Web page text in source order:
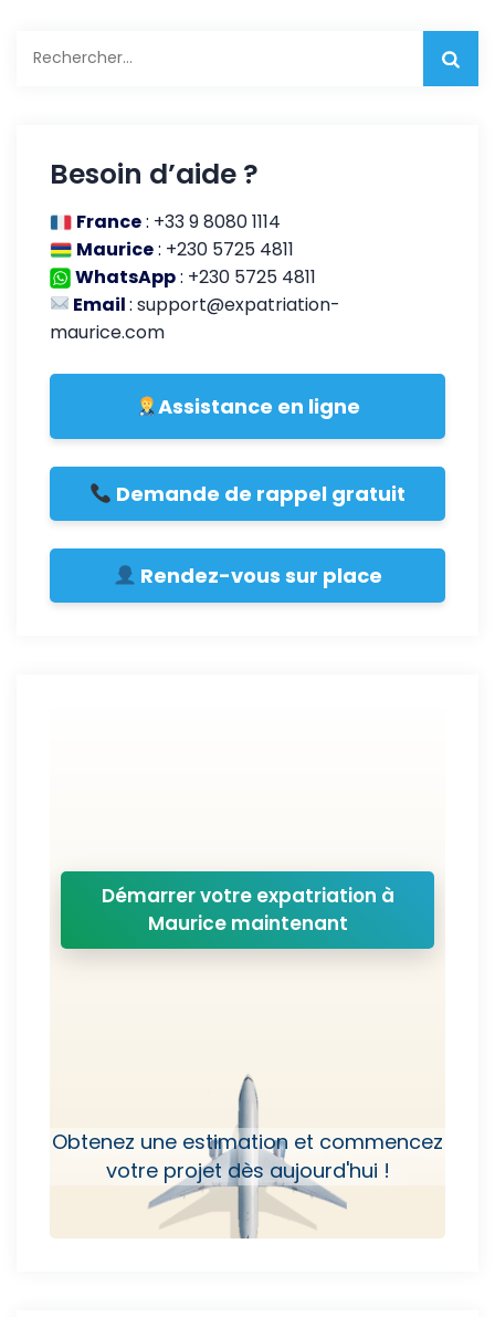
Besoin d’aide ?
France: +33 9 8080 1114
Maurice: +230 5725 4811
WhatsApp: +230 5725 4811
Email:support@expatriation-
maurice.com
Assistance en ligne
Demande de rappel gratuit
Rendez-vous sur place
Démarrer votre expatriation à
Maurice maintenant
Obtenez une estimation et commencez
votre projet dès aujourd'hui !